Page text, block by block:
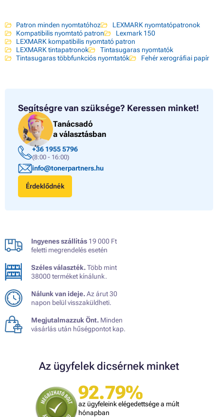
Patron minden nyomtatóhoz
LEXMARK nyomtatópatronok
Kompatibilis nyomtató patron
Lexmark 150
LEXMARK kompatibilis nyomtató patron
LEXMARK tintapatronok
Tintasugaras nyomtatók
Tintasugaras többfunkciós nyomtatók
Fehér xerográfiai papír
Segítségre van szüksége? Keressen minket!
Tanácsadó
a választásban
+36 1955 5796
(8:00 - 16:00)
info@tonerpartners.hu
Érdeklődnék
Ingyenes szállítás 19 000 Ft
feletti megrendelés esetén
Széles választék.Több mint
38000 terméket kínálunk.
Nálunk van ideje.Az árut 30
napon belül visszaküldheti.
Megjutalmazzuk Önt. Minden
vásárlás után hűségpontot kap.
Az ügyfelek dicsérnek minket
92.79%
az ügyfeleink elégedettsége a múlt
hónapban